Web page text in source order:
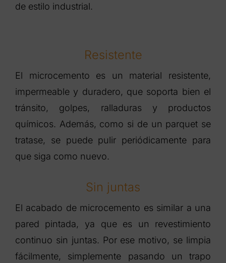
de estilo industrial.
Resistente
El microcemento es un material resistente,
impermeable y duradero, que soporta bien el
tránsito, golpes, ralladuras y productos
químicos. Además, como si de un parquet se
tratase, se puede pulir periódicamente para
que siga como nuevo.
Sin juntas
El acabado de microcemento es similar a una
pared pintada, ya que es un revestimiento
continuo sin juntas. Por ese motivo, se limpia
fácilmente, simplemente pasando un trapo